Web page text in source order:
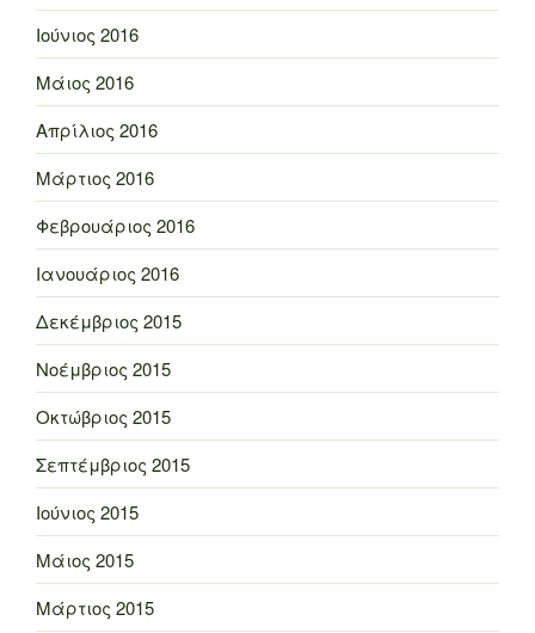
Ιούνιος 2016
Μάιος 2016
Απρίλιος 2016
Μάρτιος 2016
Φεβρουάριος 2016
Ιανουάριος 2016
Δεκέμβριος 2015
Νοέμβριος 2015
Οκτώβριος 2015
Σεπτέμβριος 2015
Ιούνιος 2015
Μάιος 2015
Μάρτιος 2015